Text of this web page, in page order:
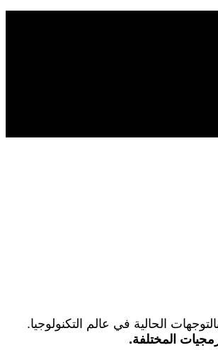
الحالية في عالم التكنولوجيا.
المختلفة.